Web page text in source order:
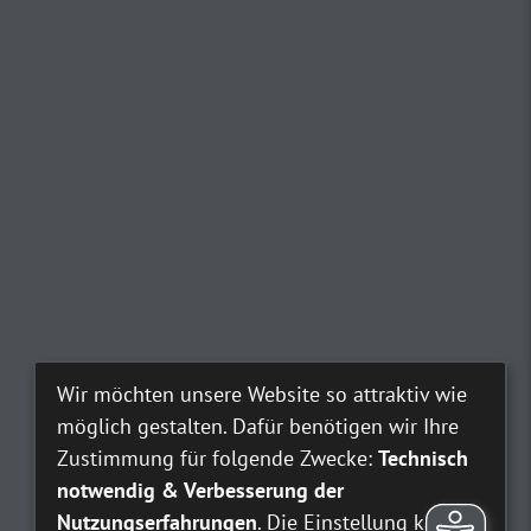
Wir möchten unsere Website so attraktiv wie
möglich gestalten. Dafür benötigen wir Ihre
Zustimmung für folgende Zwecke: Technisch
notwendig & Verbesserung der
Nutzungserfahrungen. Die Einstellung kann